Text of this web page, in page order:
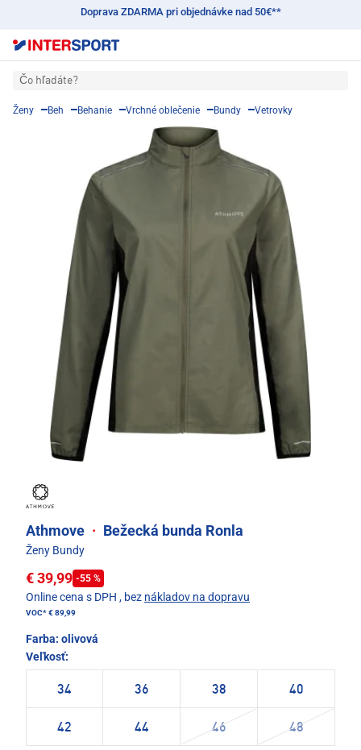
Doprava ZDARMA pri objednávke nad 50€**
Čo hľadáte?
Ženy Beh Behanie Vrchné oblečenie Bundy Vetrovky
Athmove · Bežecká bunda Ronla
Ženy Bundy
€ 39,99 -55 %
Online cena s DPH , bez nákladov na dopravu
VOC*€ 89,99
Farba: olivová
Veľkosť:
34 36 38 40
42 44 46 48